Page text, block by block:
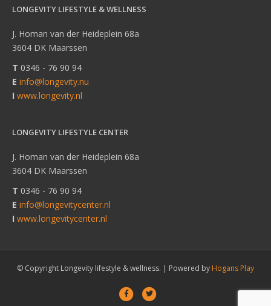
LONGEVITY LIFESTYLE & WELLNESS
J. Homan van der Heideplein 68a
3604 DK Maarssen
T 0346 - 76 90 94
E info@longevity.nu
I www.longevity.nl
LONGEVITY LIFESTYLE CENTER
J. Homan van der Heideplein 68a
3604 DK Maarssen
T 0346 - 76 90 94
E info@longevitycenter.nl
I www.longevitycenter.nl
© Copyright Longevity lifestyle & wellness. | Powered by Hogans Play
F
T